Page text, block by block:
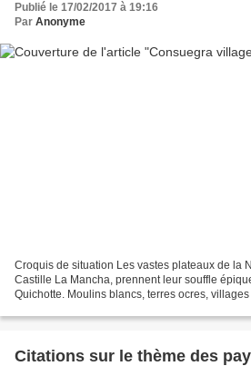
Publié le 17/02/2017 à 19:16
Par Anonyme
Croquis de situation Les vastes plateaux de la
Castille La Mancha, prennent leur souffle
Quichotte. Moulins blancs, terres ocres, villages
Citations sur le thème des